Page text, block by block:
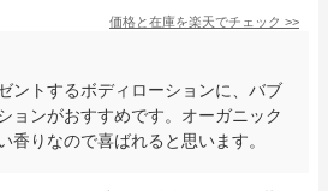
価格と在庫を楽天でチェック >>
ントするボディローションに、バブ
ョンがおすすめです。オーガニック
香りなので喜ばれると思います。